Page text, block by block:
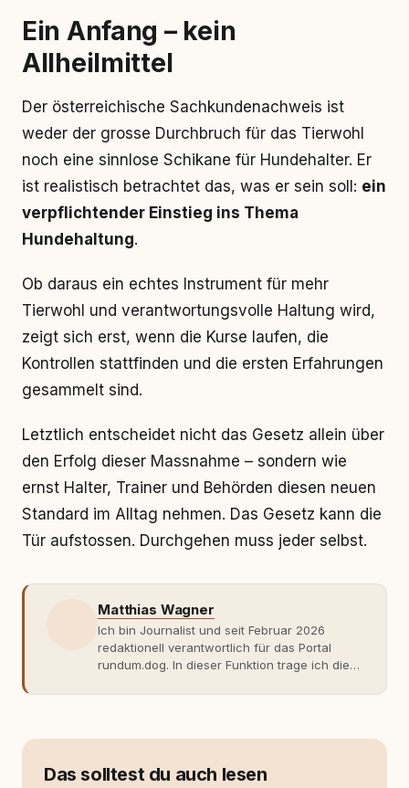
Ein Anfang – kein
Allheilmittel
Der österreichische Sachkundenachweis ist
weder der grosse Durchbruch für das Tierwohl
noch eine sinnlose Schikane für Hundehalter. Er
ist realistisch betrachtet das, was er sein soll: ein
verpflichtender Einstieg ins Thema
Hundehaltung.
Ob daraus ein echtes Instrument für mehr
Tierwohl und verantwortungsvolle Haltung wird,
zeigt sich erst, wenn die Kurse laufen, die
Kontrollen stattfinden und die ersten Erfahrungen
gesammelt sind.
Letztlich entscheidet nicht das Gesetz allein über
den Erfolg dieser Massnahme – sondern wie
ernst Halter, Trainer und Behörden diesen neuen
Standard im Alltag nehmen. Das Gesetz kann die
Tür aufstossen. Durchgehen muss jeder selbst.
Matthias Wagner
Ich bin Journalist und seit Februar 2026
redaktionell verantwortlich für das Portal
rundum.dog. In dieser Funktion trage ich die
inhaltliche Ausrichtung, die redaktionelle
Herangehensweise und dem Anspruch, auch
Das solltest du auch lesen